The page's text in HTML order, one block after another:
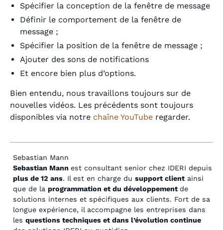
Spécifier la conception de la fenêtre de message
Définir le comportement de la fenêtre de
message ;
Spécifier la position de la fenêtre de message ;
Ajouter des sons de notifications
Et encore bien plus d’options.
Bien entendu, nous travaillons toujours sur de
nouvelles vidéos. Les précédents sont toujours
disponibles via notre chaîne YouTuberegarder.
Sebastian Mann
Sebastian Mann est consultant senior chez IDERI depuis
plus de 12 ans. Il est en charge du support clientainsi
que de la programmation et du développement de
solutions internes et spécifiques aux clients. Fort de sa
longue expérience, il accompagne les entreprises dans
les questions techniques et dans l’évolution continue